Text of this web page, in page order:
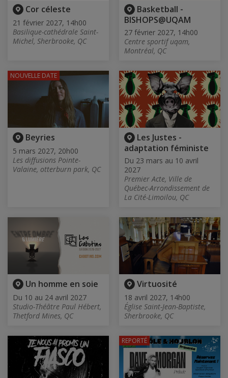
Cor céleste
21 février 2027, 14h00
Basilique-cathédrale Saint-
Michel, Sherbrooke, QC
Basketball -
BISHOPS@UQAM
27 février 2027, 14h00
Centre sportif uqam,
Montréal, QC
Beyries
5 mars 2027, 20h00
Les diffusions Pointe-
Valaine, otterburn park, QC
NOUVELLE DATE
Les Justes -
adaptation féministe
Du 23 mars au 10 avril
2027
Premier Acte, Ville de
Québec-Arrondissement de
La Cité-Limoilou, QC
Un homme en soie
Du 10 au 24 avril 2027
Studio-Théâtre Paul Hébert,
Thetford Mines, QC
Virtuosité
18 avril 2027, 14h00
Église Saint-Jean-Baptiste,
Sherbrooke, QC
REPORTÉ